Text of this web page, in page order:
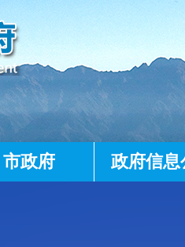
市政府 政府信息